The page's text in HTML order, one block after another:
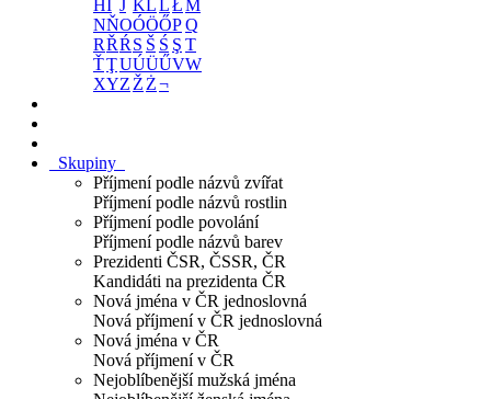
HI J KLĹŁM
NŇOÓÖŐPQ
RŘŔ S Š Ś Ş T
ŤŢUÚÜŰVW
XYZ Ž Ż¬
Skupiny
Příjmení podle názvů zvířat
Příjmení podle názvů rostlin
Příjmení podle povolání
Příjmení podle názvů barev
Prezidenti ČSR, ČSSR, ČR
Kandidáti na prezidenta ČR
Nová jména v ČR jednoslovná
Nová příjmení v ČR jednoslovná
Nová jména v ČR
Nová příjmení v ČR
Nejoblíbenější mužská jména